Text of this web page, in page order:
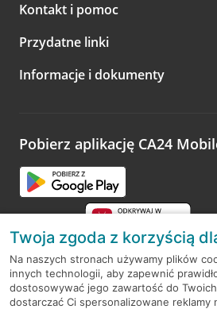
Kontakt i pomoc
Przydatne linki
Informacje i dokumenty
Pobierz aplikację CA24
RODO
Twoja zgoda z korzyścią
Na naszych stronach używamy plików
innych technologii, aby zapewnić
dostosowywać jego zawartość do
dostarczać Ci spersonalizowane reklamy